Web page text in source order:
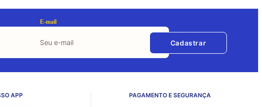
E-mail
Cadastrar
APP PAGAMENTO E SEGURANÇA